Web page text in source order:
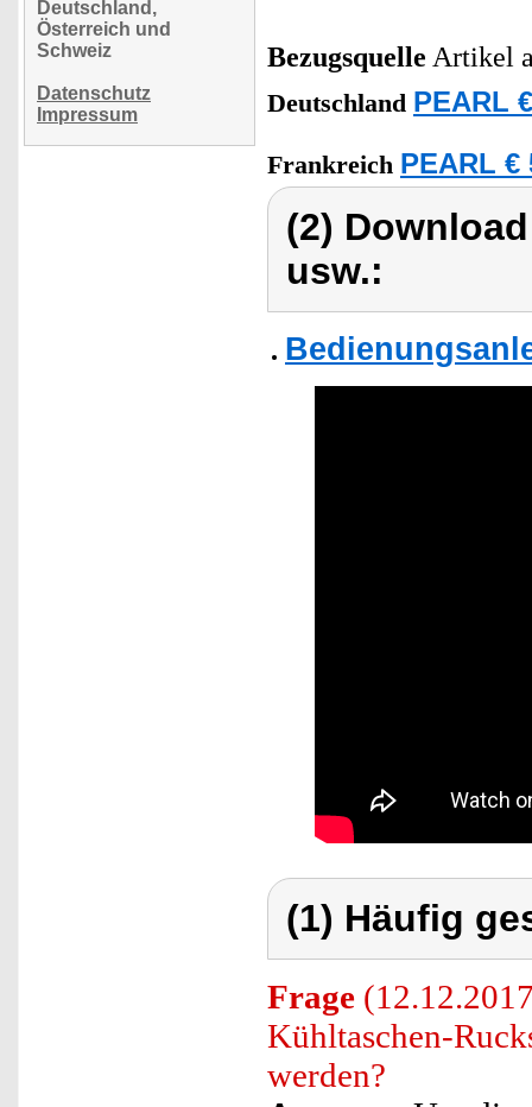
Deutschland,
Österreich und
Schweiz
Datenschutz
Impressum
Bezugsquelle Artikel
Deutschland PEARL
Frankreich PEARL €
(2)
usw.:
(1) Häufig
Frage
Kühltaschen-
werden?